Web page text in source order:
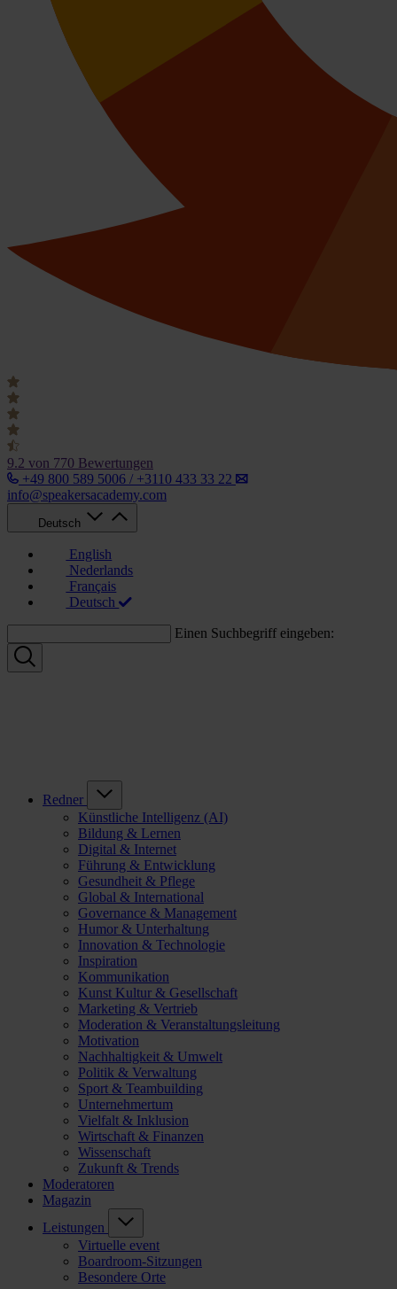
9.2 von 770 Bewertungen
+49 800 589 5006 / +3110 433 33 22
info@speakersacademy.com
Deutsch
English
Nederlands
Français
Deutsch
Einen Suchbegriff eingeben:
Redner
Künstliche Intelligenz (AI)
Bildung & Lernen
Digital & Internet
Führung & Entwicklung
Gesundheit & Pflege
Global & International
Governance & Management
Humor & Unterhaltung
Innovation & Technologie
Inspiration
Kommunikation
Kunst Kultur & Gesellschaft
Marketing & Vertrieb
Moderation & Veranstaltungsleitung
Motivation
Nachhaltigkeit & Umwelt
Politik & Verwaltung
Sport & Teambuilding
Unternehmertum
Vielfalt & Inklusion
Wirtschaft & Finanzen
Wissenschaft
Zukunft & Trends
Moderatoren
Magazin
Leistungen
Virtuelle event
Boardroom-Sitzungen
Besondere Orte